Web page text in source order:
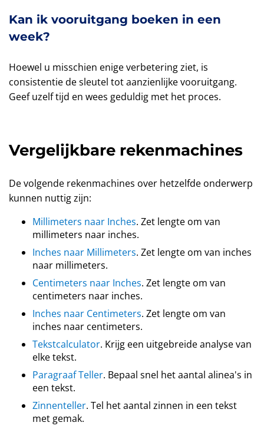
Kan ik vooruitgang boeken in een
week?
Hoewel u misschien enige verbetering ziet, is
consistentie de sleutel tot aanzienlijke vooruitgang.
Geef uzelf tijd en wees geduldig met het proces.
Vergelijkbare rekenmachines
De volgende rekenmachines over hetzelfde onderwerp
kunnen nuttig zijn:
Millimeters naar Inches. Zet lengte om van
millimeters naar inches.
Inches naar Millimeters. Zet lengte om van inches
naar millimeters.
Centimeters naar Inches. Zet lengte om van
centimeters naar inches.
Inches naar Centimeters. Zet lengte om van
inches naar centimeters.
Tekstcalculator. Krijg een uitgebreide analyse van
elke tekst.
Paragraaf Teller. Bepaal snel het aantal alinea's in
een tekst.
Zinnenteller. Tel het aantal zinnen in een tekst
met gemak.